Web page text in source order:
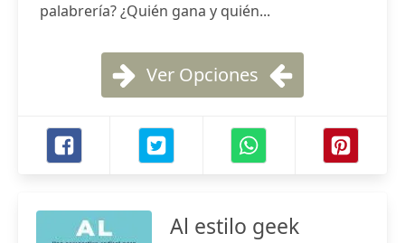
palabrería? ¿Quién gana y quién...
Ver Opciones
Al estilo geek